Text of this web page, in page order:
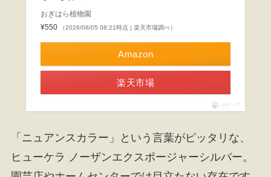
おぎはら植物園
¥550
（2026/08/05 08:21時点 | 楽天市場調べ）
Amazon
楽天市場
ポチップ
「ニュアンスカラー」という言葉がピッタリな、
ヒューケラ ノーザンエクスポージャーシルバー。